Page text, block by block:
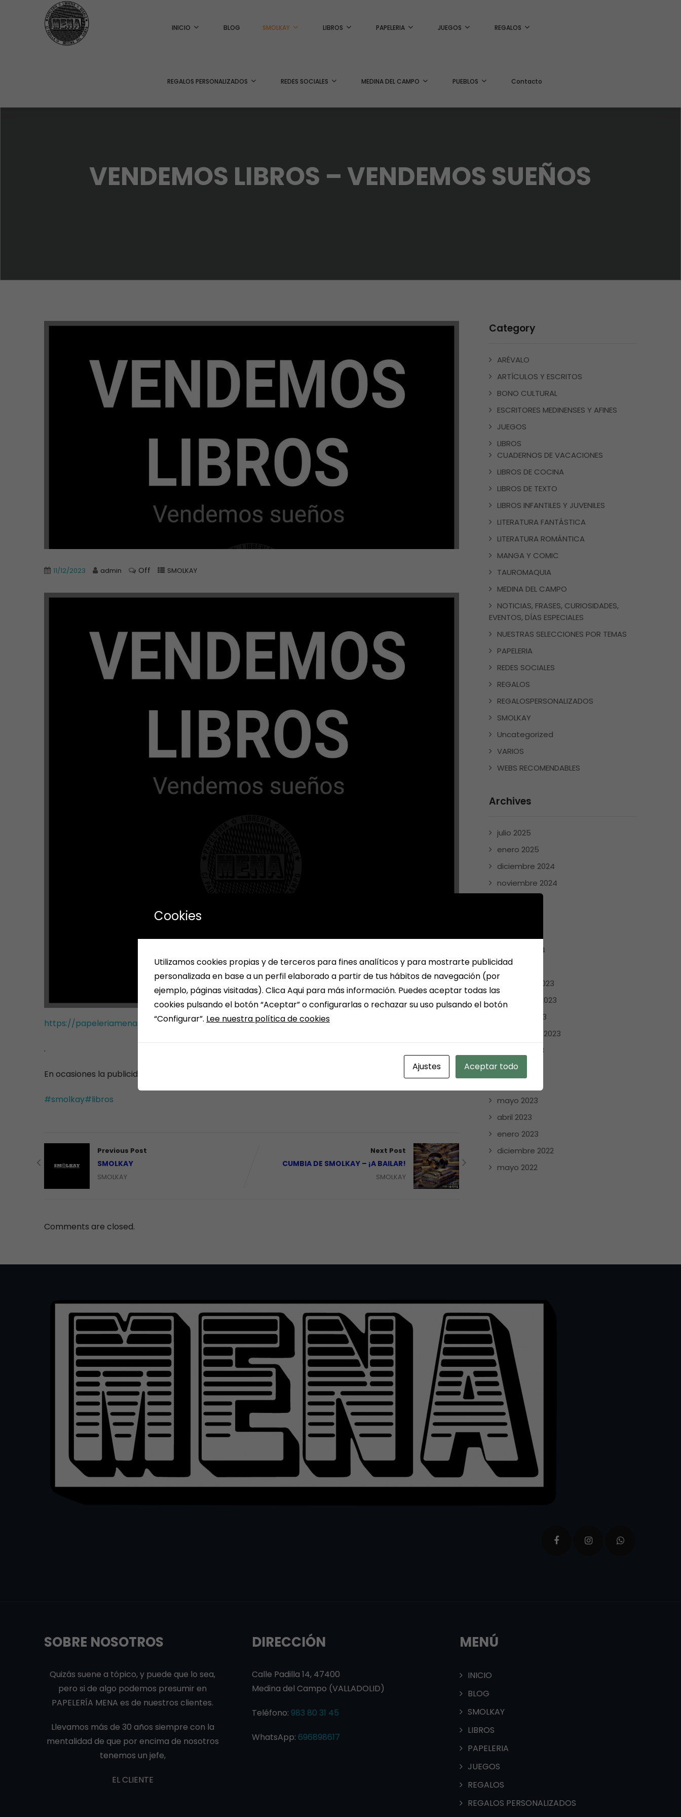
INICIO BLOG SMOLKAY LIBROS PAPELERIA JUEGOS REGALOS
REGALOS PERSONALIZADOS REDES SOCIALES MEDINA DEL CAMPO PUEBLOS Contacto
VENDEMOS LIBROS – VENDEMOS SUEÑOS
11/12/2023 admin Off SMOLKAY
https://papeleriamena.amilibro.com/
.
En ocasiones la publicidad más impactante no necesita demasiado esfuerzo
#smolkay#libros
Previous Post
SMOLKAY
SMOLKAY
Next Post
CUMBIA DE SMOLKAY – ¡A BAILAR!
SMOLKAY
Comments are closed.
Category
ARÉVALO
ARTÍCULOS Y ESCRITOS
BONO CULTURAL
ESCRITORES MEDINENSES Y AFINES
JUEGOS
LIBROS
CUADERNOS DE VACACIONES
LIBROS DE COCINA
LIBROS DE TEXTO
LIBROS INFANTILES Y JUVENILES
LITERATURA FANTÁSTICA
LITERATURA ROMÁNTICA
MANGA Y COMIC
TAUROMAQUIA
MEDINA DEL CAMPO
NOTICIAS, FRASES, CURIOSIDADES,
EVENTOS, DÍAS ESPECIALES
NUESTRAS SELECCIONES POR TEMAS
PAPELERIA
REDES SOCIALES
REGALOS
REGALOSPERSONALIZADOS
SMOLKAY
Uncategorized
VARIOS
WEBS RECOMENDABLES
Archives
julio 2025
enero 2025
diciembre 2024
noviembre 2024
febrero 2024
enero 2024
diciembre 2023
noviembre 2023
octubre 2023
septiembre 2023
agosto 2023
julio 2023
mayo 2023
abril 2023
enero 2023
diciembre 2022
mayo 2022
SOBRE NOSOTROS
Quizás suene a tópico, y puede que lo sea,
pero si de algo podemos presumir en
PAPELERÍA MENA es de nuestros clientes.
Llevamos más de 30 años siempre con la
mentalidad de que por encima de nosotros
tenemos un jefe,
EL CLIENTE
DIRECCIÓN
Calle Padilla 14, 47400
Medina del Campo (VALLADOLID)
Teléfono: 983 80 31 45
WhatsApp: 696898617
MENÚ
INICIO
BLOG
SMOLKAY
LIBROS
PAPELERIA
JUEGOS
REGALOS
REGALOS PERSONALIZADOS
Cookies
Utilizamos cookies propias y de terceros para fines analíticos y para mostrarte publicidad
personalizada en base a un perfil elaborado a partir de tus hábitos de navegación (por
ejemplo, páginas visitadas). Clica Aqui para más información. Puedes aceptar todas las
cookies pulsando el botón “Aceptar” o configurarlas o rechazar su uso pulsando el botón
“Configurar”. Lee nuestra política de cookies
Ajustes Aceptar todo